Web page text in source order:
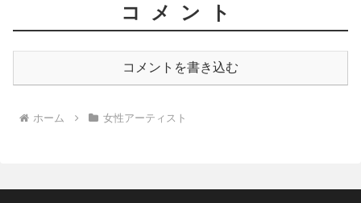
コメント
コメントを書き込む
ホーム 女性アーティスト